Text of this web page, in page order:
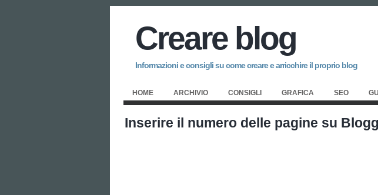
Creare blog
Informazioni e consigli su come creare e arricchire il proprio blog
HOME ARCHIVIO CONSIGLI GRAFICA SEO
Inserire il numero delle pagine su